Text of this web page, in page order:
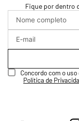
Fique por dentro
Concordo com o
Política de